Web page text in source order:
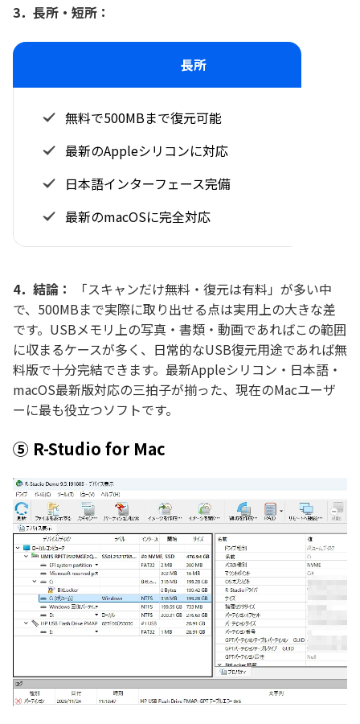
3．長所・短所：
長所
無料で500MBまで復元可能
最新のAppleシリコンに対応
日本語インターフェース完備
最新のmacOSに完全対応
4．結論：
「スキャンだけ無料・復元は有料」が多い中
で、500MBまで実際に取り出せる点は実用上の大きな差
です。USBメモリ上の写真・書類・動画であればこの範囲
に収まるケースが多く、日常的なUSB復元用途であれば無
料版で十分完結できます。最新Appleシリコン・日本語・
macOS最新版対応の三拍子が揃った、現在のMacユーザ
ーに最も役立つソフトです。
⑤ R-Studio for Mac